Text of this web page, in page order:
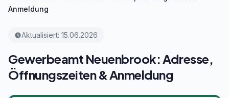
Anmeldung
Aktualisiert: 15.06.2026
Gewerbeamt Neuenbrook: Adresse,
Öffnungszeiten & Anmeldung